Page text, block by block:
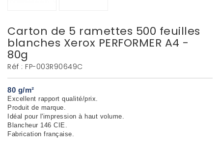
Carton de 5 ramettes 500 feuilles
blanches Xerox PERFORMER A4 -
80g
Réf : FP-003R90649C
80 g/m²
Excellent rapport qualité/prix.
Produit de marque.
Idéal pour l'impression à haut volume.
Blancheur 146 CIE.
Fabrication française.